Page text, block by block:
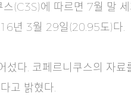
(C3S)에 따르면 7월 말
년 3월 29일(20.95도)다.
다. 코페르니쿠스의 자
고 밝혔다.